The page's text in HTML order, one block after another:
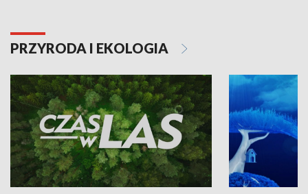
PRZYRODA I EKOLOGIA